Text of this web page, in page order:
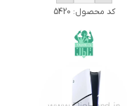
کد محصول: 5420